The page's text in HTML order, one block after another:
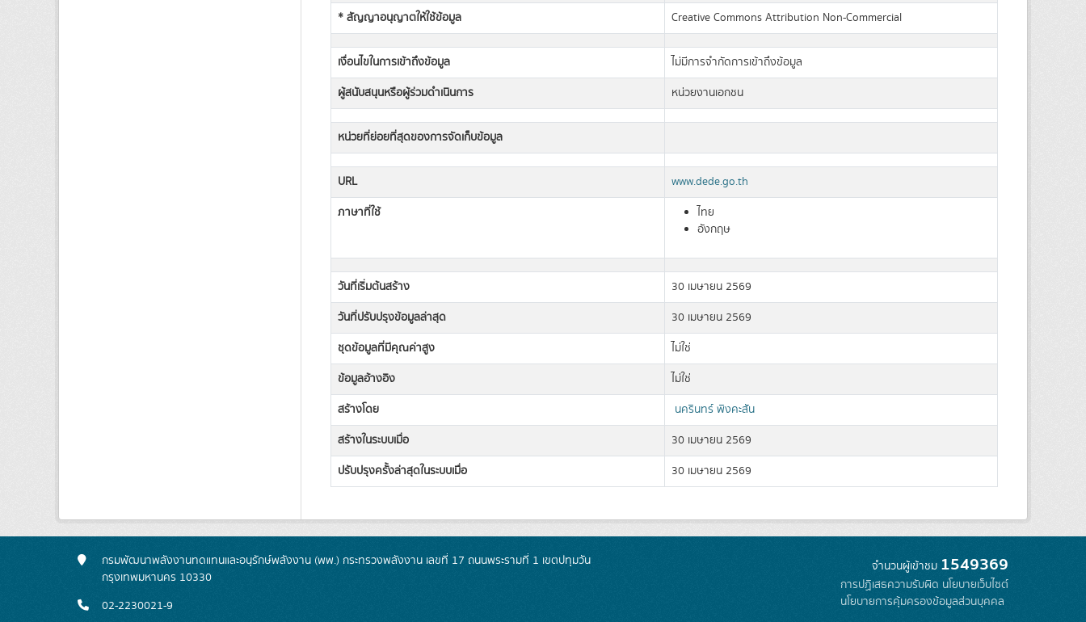
* สัญญาอนุญาตให้ใช้ข้อมูล
Creative Commons Attribution Non-Commercial
เงื่อนไขในการเข้าถึงข้อมูล
ไม่มีการจำกัดการเข้าถึงข้อมูล
ผู้สนับสนุนหรือผู้ร่วมดำเนินการ
หน่วยงานเอกชน
หน่วยที่ย่อยที่สุดของการจัดเก็บข้อมูล
URL
www.dede.go.th
ภาษาที่ใช้
ไทย
อังกฤษ
วันที่เริ่มต้นสร้าง
30 เมษายน 2569
วันที่ปรับปรุงข้อมูลล่าสุด
30 เมษายน 2569
ชุดข้อมูลที่มีคุณค่าสูง
ไม่ใช่
ข้อมูลอ้างอิง
ไม่ใช่
สร้างโดย
นครินทร์ พิงคะสัน
สร้างในระบบเมื่อ
30 เมษายน 2569
ปรับปรุงครั้งล่าสุดในระบบเมื่อ
30 เมษายน 2569
กรมพัฒนาพลังงานทดแทนและอนุรักษ์พลังงาน (พพ.) กระทรวงพลังงาน เลขที่ 17 ถนนพระรามที่ 1 เขตปทุมวัน
กรุงเทพมหานคร 10330
02-2230021-9
จำนวนผู้เข้าชม 1549369
การปฏิเสธความรับผิด นโยบายเว็บไซต์
นโยบายการคุ้มครองข้อมูลส่วนบุคคล